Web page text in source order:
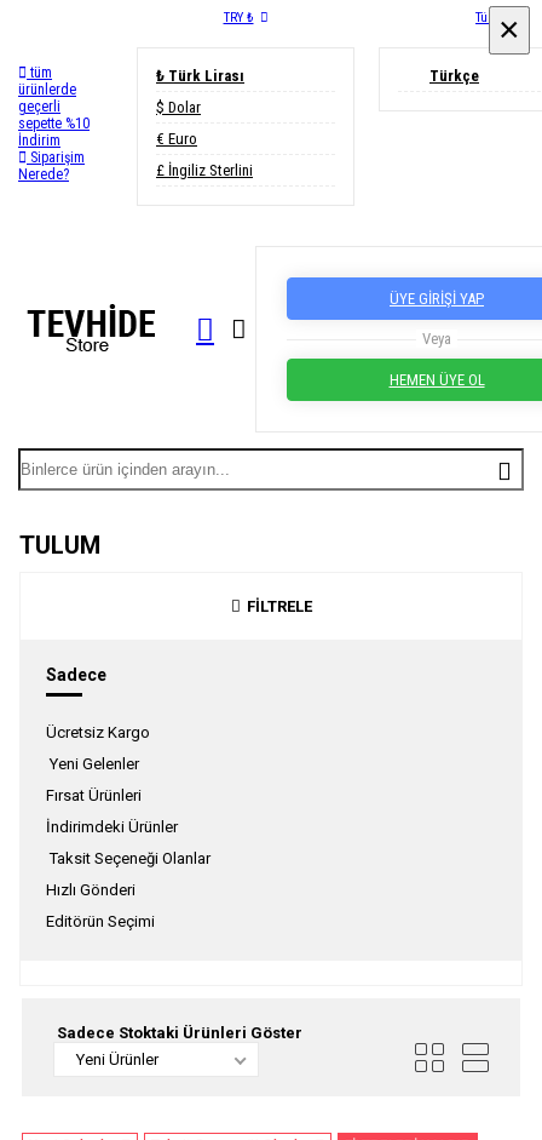
tüm
ürünlerde
geçerli
sepette %10
İndirim
Siparişim
Nerede?
TRY ₺
₺ Türk Lirası
$ Dolar
€ Euro
£ İngiliz Sterlini
Türkçe
Türkçe
ÜYE GİRİŞİ YAP
Veya
HEMEN ÜYE OL
TULUM
FİLTRELE
Sadece
Ücretsiz Kargo
Yeni Gelenler
Fırsat Ürünleri
İndirimdeki Ürünler
Taksit Seçeneği Olanlar
Hızlı Gönderi
Editörün Seçimi
Sadece Stoktaki Ürünleri Göster
Yeni Ürünler
×
×